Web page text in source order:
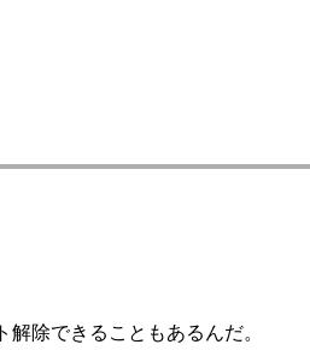
除できることもあるんだ。